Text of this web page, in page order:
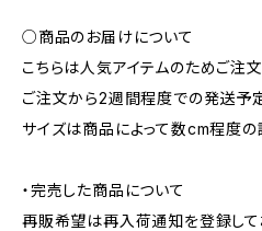
○商品のお届けについて
こちらは人気アイテムのためご注
ご注文から2週間程度での発送予定
サイズは商品によって数cm程度の
・完売した商品について
再販希望は再入荷通知を登録して